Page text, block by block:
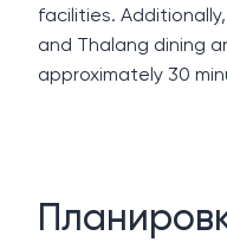
facilities.
and Thalang dining
approximately 30